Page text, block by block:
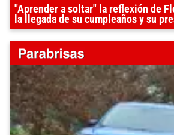
"Aprender a soltar" la reflexión de
la llegada de su cumpleaños y su